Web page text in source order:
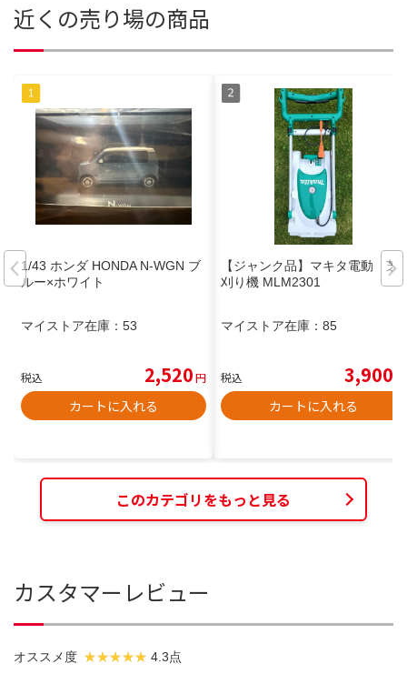
近くの売り場の商品
1/43 ホンダ HONDA N-WGN ブ
ルー×ホワイト
マイストア在庫： 53
税込 2,520円
カートに入れる
【ジャンク品】マキタ電動 芝
刈り機 MLM2301
マイストア在庫： 85
税込 3,900
カートに入れる
このカテゴリをもっと見る
カスタマーレビュー
オススメ度 4.3点